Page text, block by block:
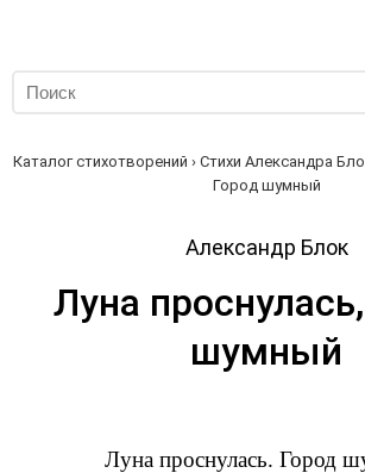
Каталог стихотворений › Стихи Александра
Город шумный
Александр Блок
Луна
шумный
Луна проснулась. Город